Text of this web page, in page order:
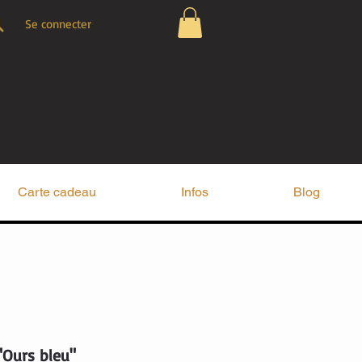
bleu"
Carte cadeau Infos Blog
Se connecter